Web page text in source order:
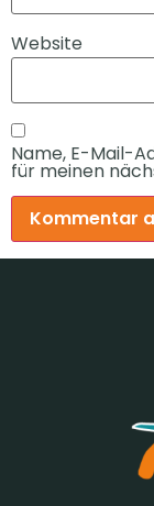
Website
Name, E-Mail-
für meinen